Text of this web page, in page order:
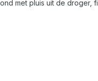
met pluis uit de droger,